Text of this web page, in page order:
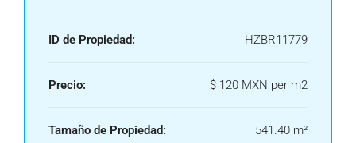
ID de Propiedad: HZBR11779
Precio: $ 120 MXN per m2
Tamaño de Propiedad: 541.40 m²